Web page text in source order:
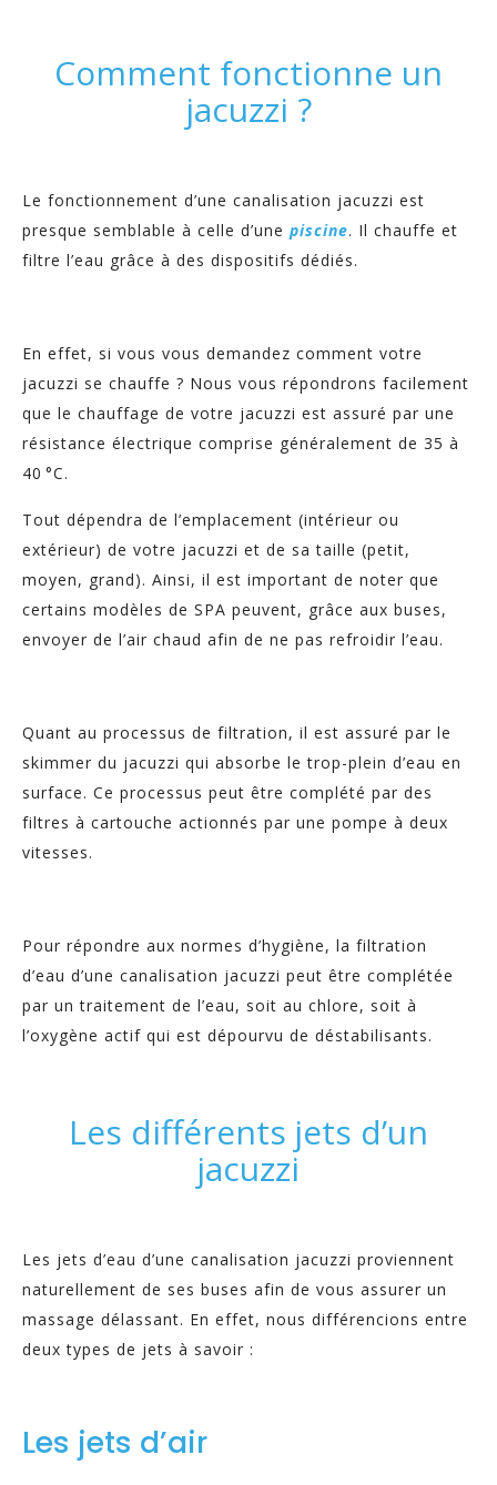
Comment fonctionne un
jacuzzi ?
Le fonctionnement d’une canalisation jacuzzi est
presque semblable à celle d’une piscine. Il chauffe et
filtre l’eau grâce à des dispositifs dédiés.
En effet, si vous vous demandez comment votre
jacuzzi se chauffe ? Nous vous répondrons facilement
que le chauffage de votre jacuzzi est assuré par une
résistance électrique comprise généralement de 35 à
40 °C.
Tout dépendra de l’emplacement (intérieur ou
extérieur) de votre jacuzzi et de sa taille (petit,
moyen, grand). Ainsi, il est important de noter que
certains modèles de SPA peuvent, grâce aux buses,
envoyer de l’air chaud afin de ne pas refroidir l’eau.
Quant au processus de filtration, il est assuré par le
skimmer du jacuzzi qui absorbe le trop-plein d’eau en
surface. Ce processus peut être complété par des
filtres à cartouche actionnés par une pompe à deux
vitesses.
Pour répondre aux normes d’hygiène, la filtration
d’eau d’une canalisation jacuzzi peut être complétée
par un traitement de l’eau, soit au chlore, soit à
l’oxygène actif qui est dépourvu de déstabilisants.
Les différents jets d’un
jacuzzi
Les jets d’eau d’une canalisation jacuzzi proviennent
naturellement de ses buses afin de vous assurer un
massage délassant. En effet, nous différencions entre
deux types de jets à savoir :
Les jets d’air